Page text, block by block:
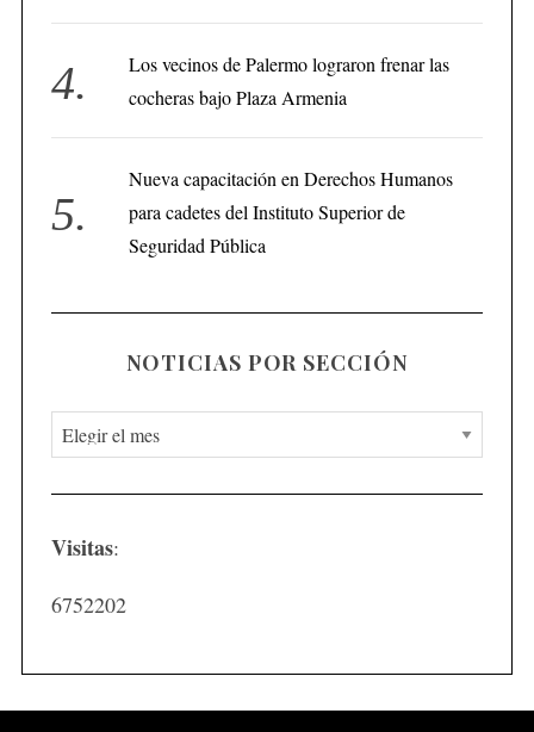
Los vecinos de Palermo lograron frenar las
cocheras bajo Plaza Armenia
Nueva capacitación en Derechos Humanos
para cadetes del Instituto Superior de
Seguridad Pública
NOTICIAS POR SECCIÓN
N
o
t
c
i
Visitas:
6752202